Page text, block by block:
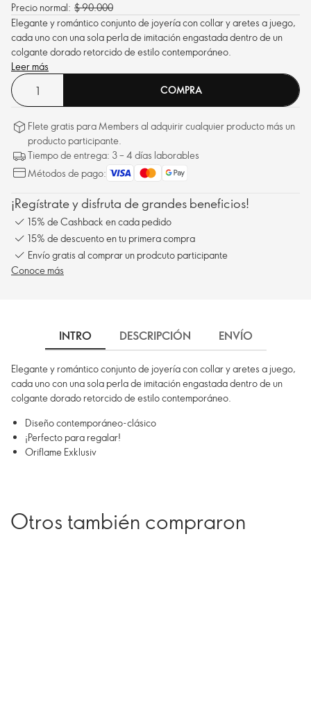
Precio normal: $ 90.000
Elegante y romántico conjunto de joyería con collar y aretes a juego,
cada uno con una sola perla de imitación engastada dentro de un
colgante dorado retorcido de estilo contemporáneo.
Leer más
COMPRA
Flete gratis para Members al adquirir cualquier producto más un
producto participante.
Tiempo de entrega: 3 – 4 días laborables
Métodos de pago:
¡Regístrate y disfruta de grandes beneficios!
15% de Cashback en cada pedido
15% de descuento en tu primera compra
Envío gratis al comprar un prodcuto participante
Conoce más
INTRO DESCRIPCIÓN ENVÍO
Elegante y romántico conjunto de joyería con collar y aretes a juego,
cada uno con una sola perla de imitación engastada dentro de un
colgante dorado retorcido de estilo contemporáneo.
Diseño contemporáneo-clásico
¡Perfecto para regalar!
Oriflame Exklusiv
Otros también compraron